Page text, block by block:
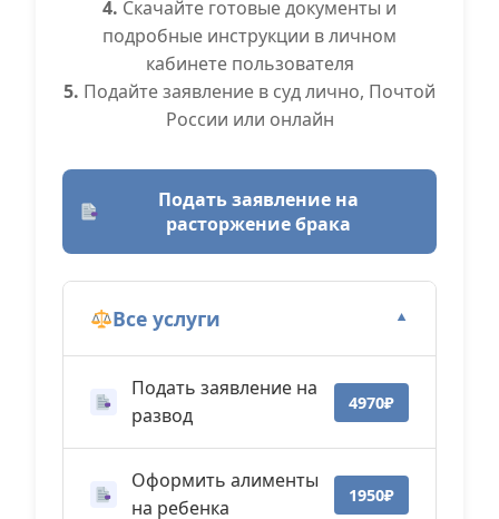
4. Скачайте готовые документы и
подробные инструкции в личном
кабинете пользователя
5. Подайте заявление в суд лично, Почтой
России или онлайн
Подать заявление на
расторжение брака
Все услуги ▼
Подать заявление на
развод
4970₽
Оформить алименты
на ребенка
1950₽